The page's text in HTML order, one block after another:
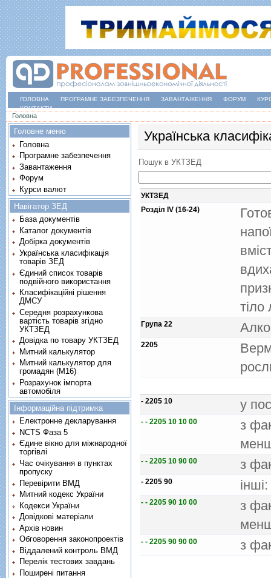
ГОЛОВНА ПРОГРАМНЕ ЗАБЕЗПЕЧЕННЯ ЗАВАНТАЖЕННЯ ФОРУМ
КОНТАКТИ
Ви є тут
Головна
Українська
Пошук в УКТЗЕД
УКТЗЕД
Розділ IV (16-24)
тiло
Група 22
2205
- 2205 10 у
- - 2205 10 10 00
з
- - 2205 10 90 00 з
- 2205 90 iншi:
- - 2205 90 10 00
з
- - 2205 90 90 00 з
Головне меню
Головна
Програмне забезпечення
Завантаження
Форум
Курси валют
Навігатор ЗЕД
База документів
Каталог документів
Добірка документів
Українська класифікація
товарів ЗЕД
Єдиний список товарів
подвійного використання
Класифікаційні рішення
ДМСУ
Середня розрахункова
вартість товарів згідно
УКТЗЕД
Довідка по товару УКТЗЕД
Митний калькулятор
Митний калькулятор для
громадян (М16)
Розрахунок імпорта
автомобіля
Інформаційна підтримка
Електронне декларування
NCTS Фаза 5
Єдине вікно для міжнародної
торгівлі
Час очікування в пунктах
пропуску
Перевірити ВМД
Митний кодекс України
Кодекси України
Довідкові матеріали
Архів новин
Обговорення законопроектів
Віддалений контроль ВМД
Перелік тестових завдань
Поширені питання